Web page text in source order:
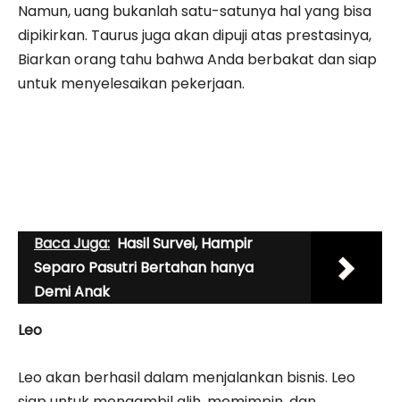
Namun, uang bukanlah satu-satunya hal yang bisa
dipikirkan. Taurus juga akan dipuji atas prestasinya,
Biarkan orang tahu bahwa Anda berbakat dan siap
untuk menyelesaikan pekerjaan.
Baca Juga: Hasil Survei, Hampir
Separo Pasutri Bertahan hanya
Demi Anak
Leo
Leo akan berhasil dalam menjalankan bisnis. Leo